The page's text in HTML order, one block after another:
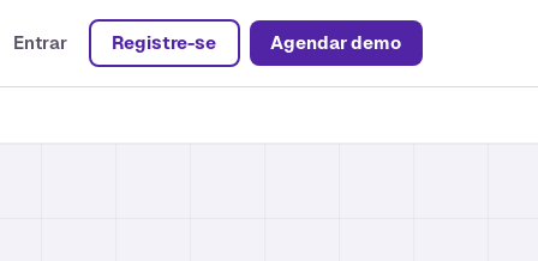
Entrar Registre-se Agendar demo